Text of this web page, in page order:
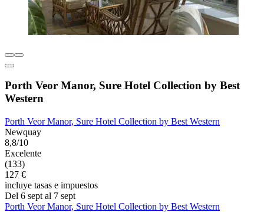
Porth Veor Manor, Sure Hotel Collection by Best
Western
Porth Veor Manor, Sure Hotel Collection by Best Western
Newquay
8,8/10
Excelente
(133)
127 €
incluye tasas e impuestos
Del 6 sept al 7 sept
Porth Veor Manor, Sure Hotel Collection by Best Western